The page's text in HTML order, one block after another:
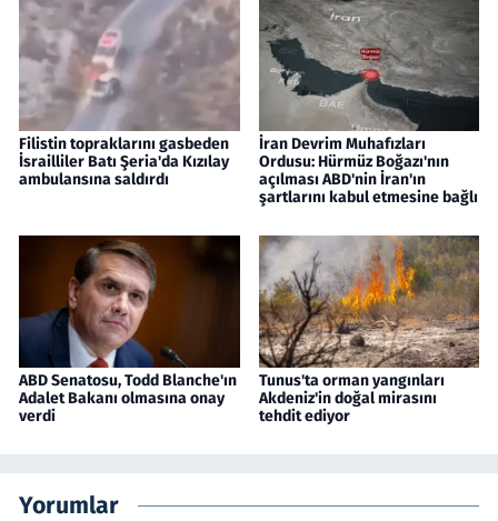
Filistin topraklarını gasbeden
İsrailliler Batı Şeria'da Kızılay
ambulansına saldırdı
İran Devrim Muhafızları
Ordusu: Hürmüz Boğazı'nın
açılması ABD'nin İran'ın
şartlarını kabul etmesine bağlı
ABD Senatosu, Todd Blanche'ın
Adalet Bakanı olmasına onay
verdi
Tunus'ta orman yangınları
Akdeniz'in doğal mirasını
tehdit ediyor
Yorumlar